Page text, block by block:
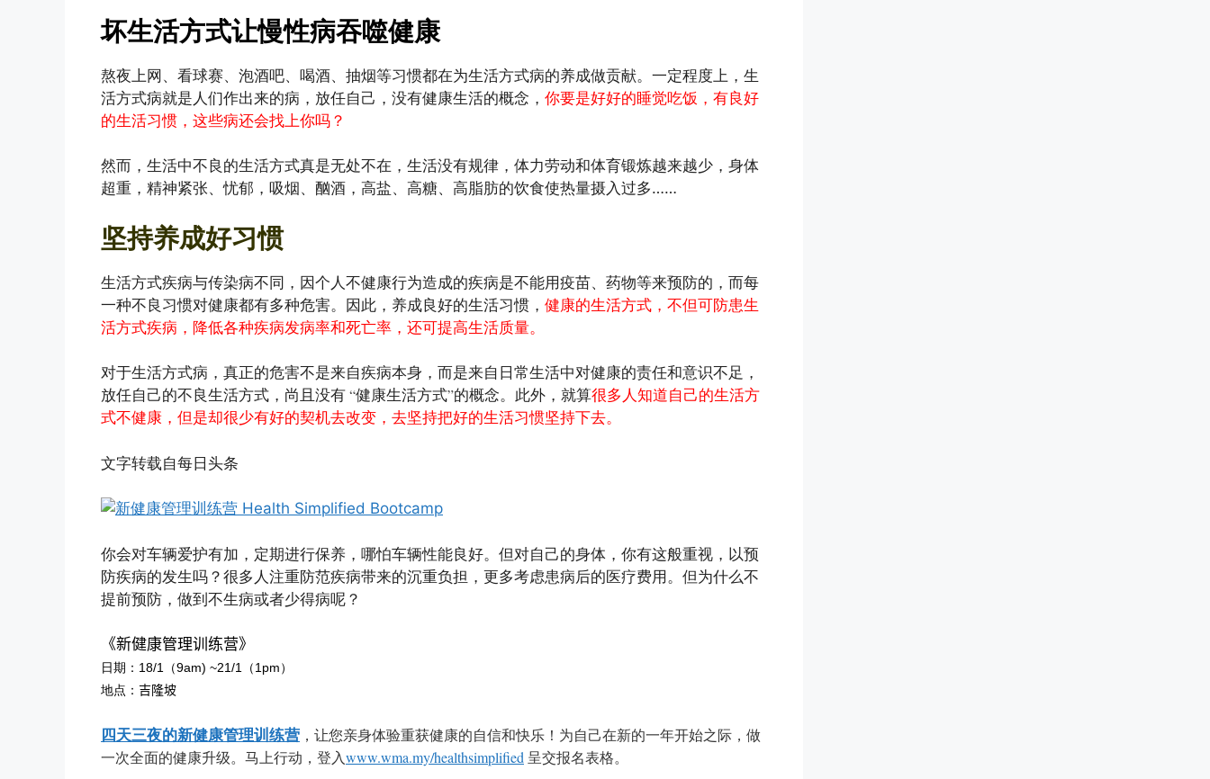
坏生活方式让慢性病吞噬健康
熬夜上网、看球赛、泡酒吧、喝酒、抽烟等习惯都在为生活方式病的养成做贡献。一定程度上，生
活方式病就是人们作出来的病，放任自己，没有健康生活的概念， 你要是好好的睡觉吃饭，有良好
的生活习惯，这些病还会找上你吗？
然而，生活中不良的生活方式真是无处不在，生活没有规律，体力劳动和体育锻炼越来越少，身体
超重，精神紧张、忧郁，吸烟、酗酒，高盐、高糖、高脂肪的饮食使热量摄入过多……
坚持养成好习惯
生活方式疾病与传染病不同，因个人不健康行为造成的疾病是不能用疫苗、药物等来预防的，而每
一种不良习惯对健康都有多种危害。因此，养成良好的生活习惯， 健康的生活方式，不但可防患生
活方式疾病，降低各种疾病发病率和死亡率，还可提高生活质量。
对于生活方式病，真正的危害不是来自疾病本身，而是来自日常生活中对健康的责任和意识不足，
放任自己的不良生活方式，尚且没有 “健康生活方式”的概念。此外，就算很多人知道自己的生活方
式不健康，但是却很少有好的契机去改变，去坚持把好的生活习惯坚持下去。
文字转载自每日头条
你会对车辆爱护有加，定期进行保养，哪怕车辆性能良好。 但对自己的身体，你有这般重视，以预
防疾病的发生吗？ 很多人注重防范疾病带来的沉重负担，更多考虑患病后的医疗费用。 但为什么不
提前预防，做到不生病或者少得病呢？
《新健康管理训练营》
日期：18/1（9am) ~21/1（1pm）
地点： 吉隆坡
四天三夜的新健康管理训练营 ，让您亲身体验重获健康的自信和快乐！为自己在新的一年开始之际，做
一次全面的健康升级。马上行动，登入www.wma.my/healthsimplified 呈交报名表格。